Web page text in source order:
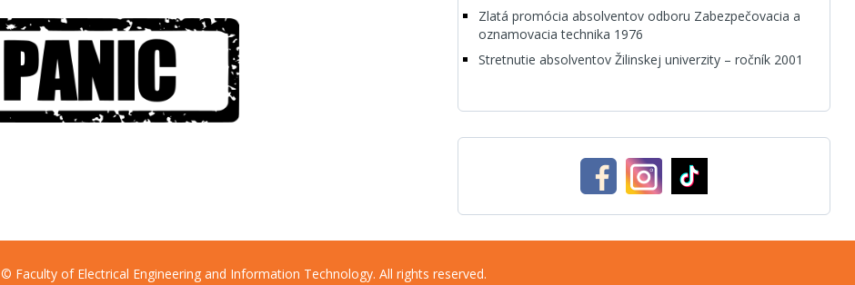
Zlatá promócia absolventov odboru Zabezpečovacia a
oznamovacia technika 1976
Stretnutie absolventov Žilinskej univerzity – ročník 2001
© Faculty of Electrical Engineering and Information Technology. All rights reserved.